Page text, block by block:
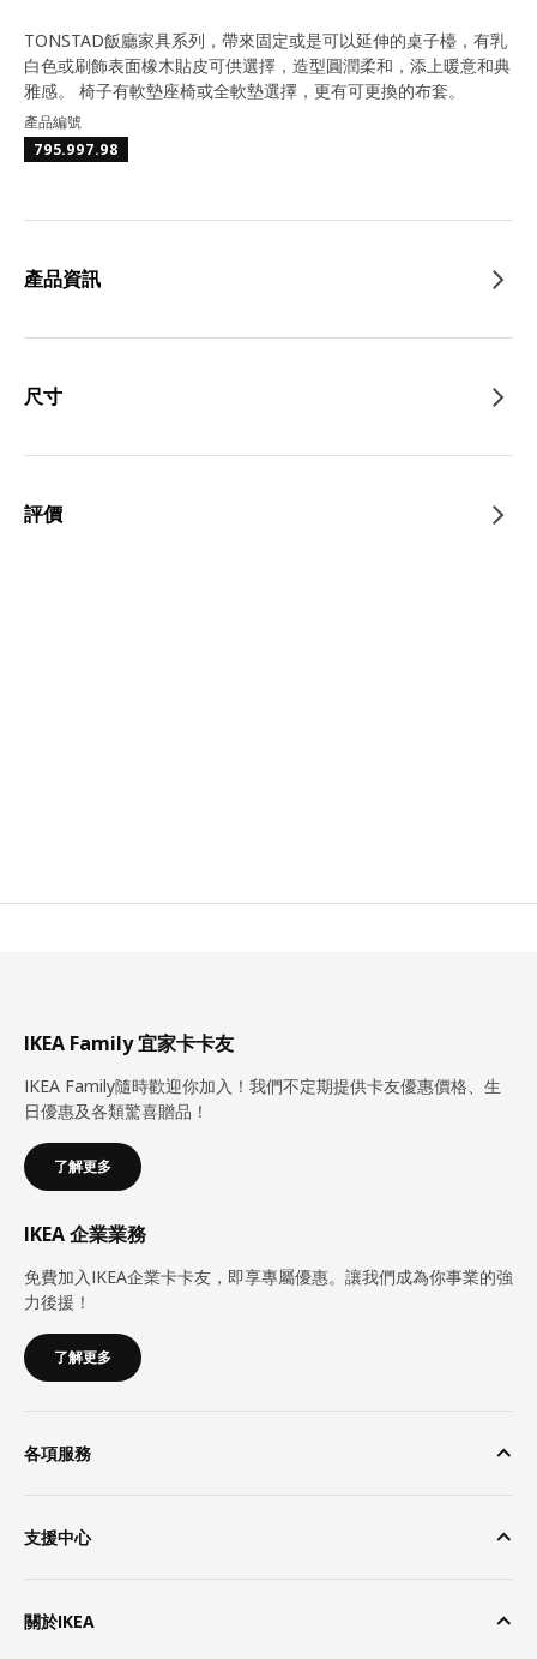
TONSTAD飯廳家具系列，帶來固定或是可以延伸的桌子檯，有乳
白色或刷飾表面橡木貼皮可供選擇，造型圓潤柔和，添上暖意和典
雅感。 椅子有軟墊座椅或全軟墊選擇，更有可更換的布套。
產品編號
795.997.98
產品資訊
尺寸
評價
IKEA Family 宜家卡卡友
IKEA Family隨時歡迎你加入！我們不定期提供卡友優惠價格、生
日優惠及各類驚喜贈品！
了解更多
IKEA 企業業務
免費加入IKEA企業卡卡友，即享專屬優惠。讓我們成為你事業的強
力後援！
了解更多
各項服務
支援中心
關於IKEA